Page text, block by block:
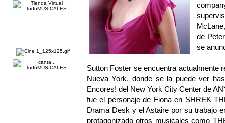
de
se
Sutton Foster se encuentra actualmente
Nueva York, donde se la puede ver
Encores! del New York City Center de
fue el personaje de Fiona en SHREK
Drama Desk y el Astaire por su trabajo
protagonizado otros musicales como